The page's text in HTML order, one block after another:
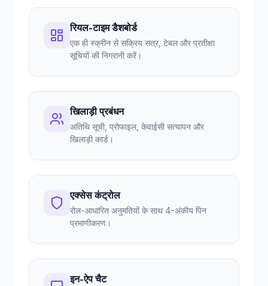
रियल-टाइम डैशबोर्ड
एक ही स्क्रीन से सक्रिय सत्र, टेबल और प्रतीक्षा
सूचियों की निगरानी करें।
खिलाड़ी प्रबंधन
अतिथि सूची, प्रोफाइल, केवाईसी सत्यापन और
खिलाड़ी कार्ड।
एक्सेस कंट्रोल
रोल-आधारित अनुमतियों के साथ 4-अंकीय पिन
प्रमाणीकरण।
इन-ऐप चैट